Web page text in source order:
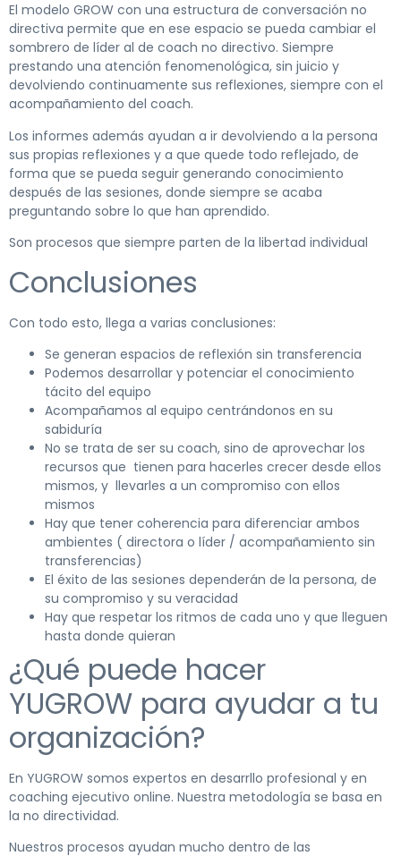
El modelo GROW con una estructura de conversación no
directiva permite que en ese espacio se pueda cambiar el
sombrero de líder al de coach no directivo. Siempre
prestando una atención fenomenológica, sin juicio y
devolviendo continuamente sus reflexiones, siempre con el
acompañamiento del coach.
Los informes además ayudan a ir devolviendo a la persona
sus propias reflexiones y a que quede todo reflejado, de
forma que se pueda seguir generando conocimiento
después de las sesiones, donde siempre se acaba
preguntando sobre lo que han aprendido.
Son procesos que siempre parten de la libertad individual
Conclusiones
Con todo esto, llega a varias conclusiones:
Se generan espacios de reflexión sin transferencia
Podemos desarrollar y potenciar el conocimiento
tácito del equipo
Acompañamos al equipo centrándonos en su
sabiduría
No se trata de ser su coach, sino de aprovechar los
recursos que tienen para hacerles crecer desde ellos
mismos, y llevarles a un compromiso con ellos
mismos
Hay que tener coherencia para diferenciar ambos
ambientes ( directora o líder / acompañamiento sin
transferencias)
El éxito de las sesiones dependerán de la persona, de
su compromiso y su veracidad
Hay que respetar los ritmos de cada uno y que lleguen
hasta donde quieran
¿Qué puede hacer
YUGROW para ayudar a tu
organización?
En YUGROW somos expertos en desarrllo profesional y en
coaching ejecutivo online. Nuestra metodología se basa en
la no directividad.
Nuestros procesos ayudan mucho dentro de las